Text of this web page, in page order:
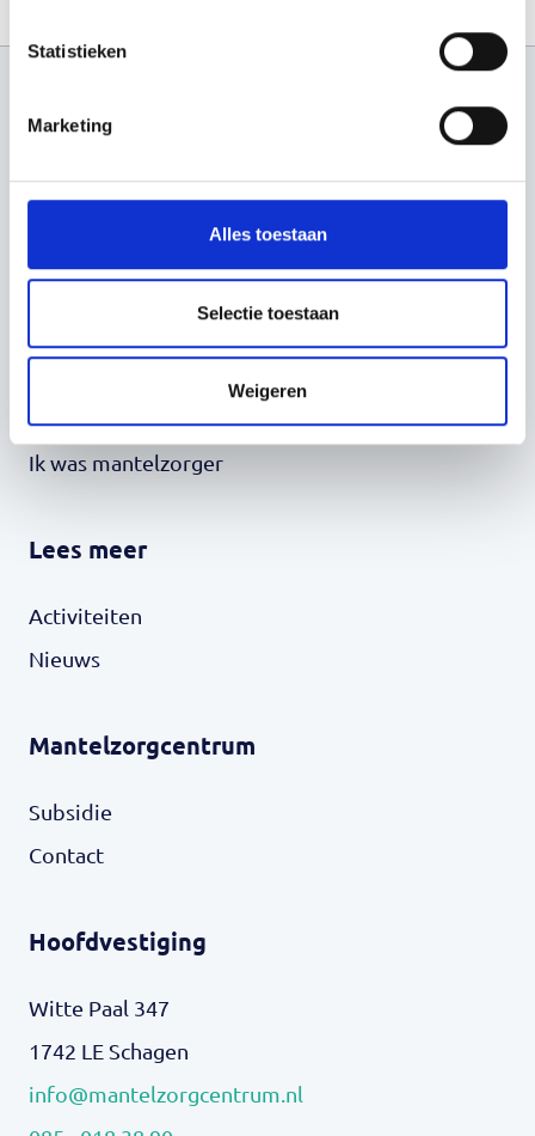
Statistieken
Marketing
Alles toestaan
Selectie toestaan
Weigeren
Ik ben mantelzorger
Ik was mantelzorger
Lees meer
Activiteiten
Nieuws
Mantelzorgcentrum
Subsidie
Contact
Hoofdvestiging
Witte Paal 347
1742 LE Schagen
info@mantelzorgcentrum.nl